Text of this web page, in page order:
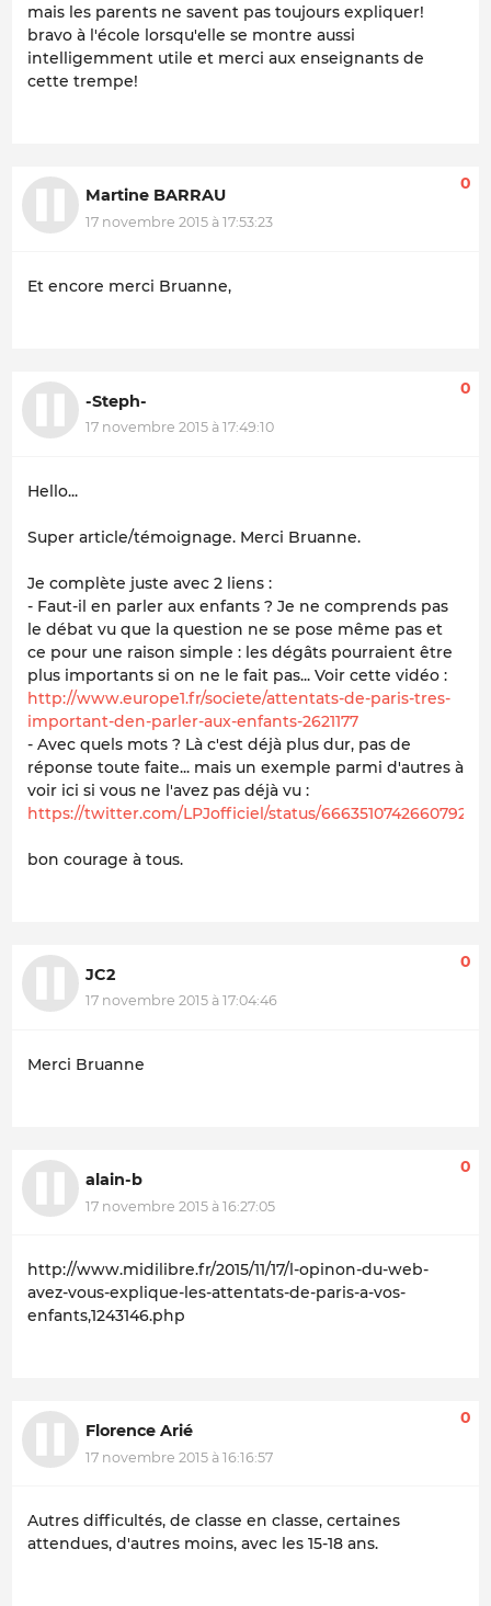
mais les parents ne savent pas toujours expliquer!
bravo à l'école lorsqu'elle se montre aussi
intelligemment utile et merci aux enseignants de
cette trempe!
Martine BARRAU
17 novembre 2015 à 17:53:23
0
Et encore merci Bruanne,
-Steph-
17 novembre 2015 à 17:49:10
0
Hello...
Super article/témoignage. Merci Bruanne.
Je complète juste avec 2 liens :
- Faut-il en parler aux enfants ? Je ne comprends pas
le débat vu que la question ne se pose même pas et
ce pour une raison simple : les dégâts pourraient être
plus importants si on ne le fait pas... Voir cette vidéo :
http://www.europe1.fr/societe/attentats-de-paris-tres-
important-den-parler-aux-enfants-2621177
- Avec quels mots ? Là c'est déjà plus dur, pas de
réponse toute faite... mais un exemple parmi d'autres à
voir ici si vous ne l'avez pas déjà vu :
https://twitter.com/LPJofficiel/status/666351074266079232
bon courage à tous.
JC2
17 novembre 2015 à 17:04:46
0
Merci Bruanne
alain-b
17 novembre 2015 à 16:27:05
0
http://www.midilibre.fr/2015/11/17/l-opinon-du-web-
avez-vous-explique-les-attentats-de-paris-a-vos-
enfants,1243146.php
Florence Arié
17 novembre 2015 à 16:16:57
0
Autres difficultés, de classe en classe, certaines
attendues, d'autres moins, avec les 15-18 ans.